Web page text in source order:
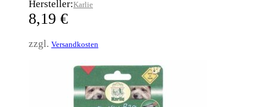
Hersteller:Karlie
8,19 €
zzgl. Versandkosten